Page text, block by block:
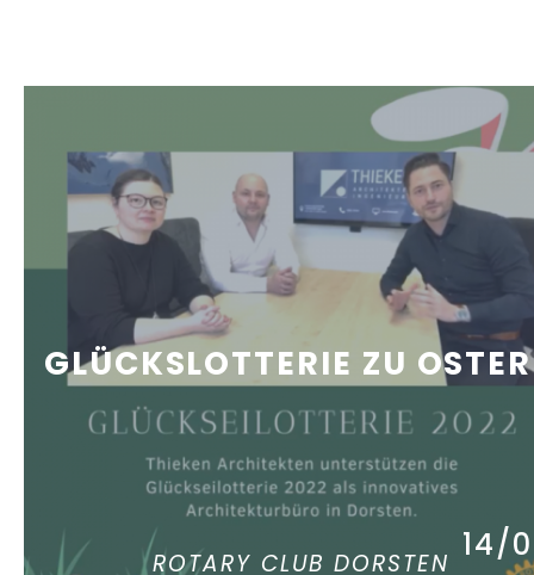
GLÜCKSLOTTERIE ZU
ROTARY CLUB DORSTEN 14/